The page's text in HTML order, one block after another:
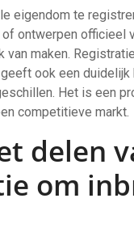
eigendom te
ontwerpen officieel
maken.
ook een
Het is een
competitieve markt.
delen
om